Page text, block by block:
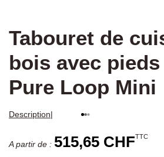
Tabouret de
bois avec
Pure Loop Mini
Description|
A partir de : 515,65 CHFTTC